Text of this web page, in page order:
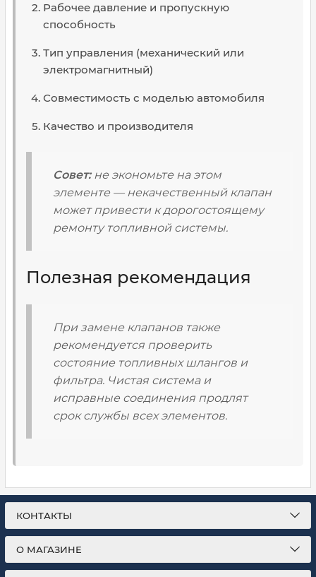
Рабочее давление и пропускную
способность
Тип управления (механический или
электромагнитный)
Совместимость с моделью автомобиля
Качество и производителя
Совет:не экономьте на этом
элементе — некачественный клапан
может привести к дорогостоящему
ремонту топливной системы.
Полезная рекомендация
При замене клапанов также
рекомендуется проверить
состояние топливных шлангов и
фильтра. Чистая система и
исправные соединения продлят
срок службы всех элементов.
КОНТАКТЫ
О МАГАЗИНЕ